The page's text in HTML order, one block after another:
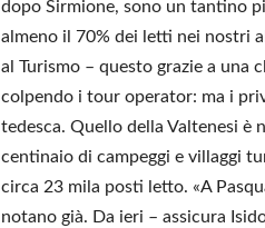
dopo Sirmione, sono un tantino
almeno il 70% dei letti nei nostri
al Turismo – questo grazie a una
colpendo i tour operator: ma i
tedesca. Quello della Valtenesi è
centinaio di campeggi e villaggi
circa 23 mila posti letto. «A
notano già. Da ieri – assicura